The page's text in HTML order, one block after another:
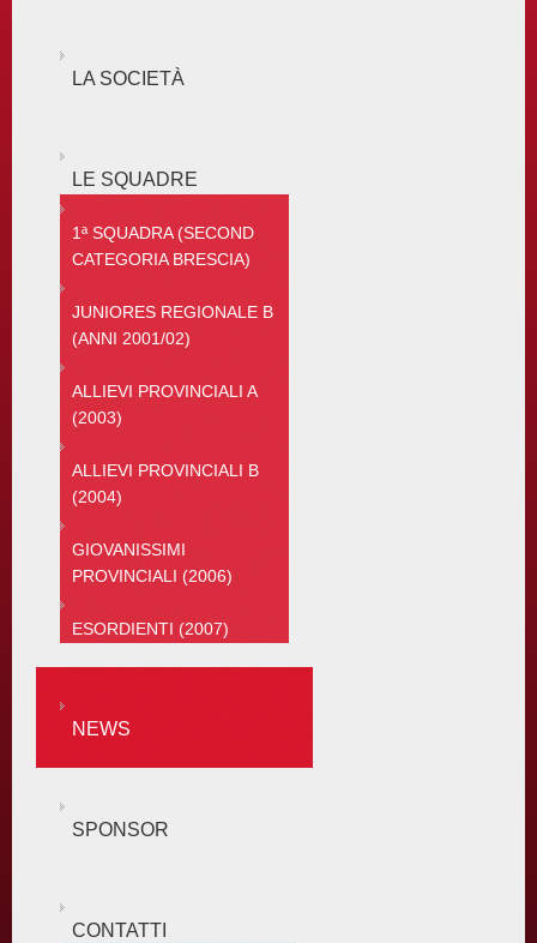
LA SOCIETÀ
LE SQUADRE
1ª SQUADRA (SECOND
CATEGORIA BRESCIA)
JUNIORES REGIONALE B
(ANNI 2001/02)
ALLIEVI PROVINCIALI A
(2003)
ALLIEVI PROVINCIALI B
(2004)
GIOVANISSIMI
PROVINCIALI (2006)
ESORDIENTI (2007)
NEWS
SPONSOR
CONTATTI